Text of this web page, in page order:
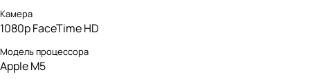
Камера
1080p FaceTime HD
Модель процессора
Apple M5